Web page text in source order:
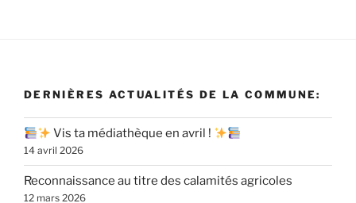
DERNIÈRES ACTUALITÉS DE LA COMMUNE:
Vis ta médiathèque en avril !
14 avril 2026
Reconnaissance au titre des calamités agricoles
12 mars 2026